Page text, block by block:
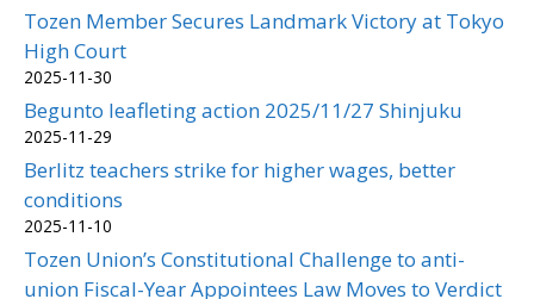
Tozen Member Secures Landmark Victory at Tokyo
High Court
2025-11-30
Begunto leafleting action 2025/11/27 Shinjuku
2025-11-29
Berlitz teachers strike for higher wages, better
conditions
2025-11-10
Tozen Union’s Constitutional Challenge to anti-
union Fiscal-Year Appointees Law Moves to Verdict